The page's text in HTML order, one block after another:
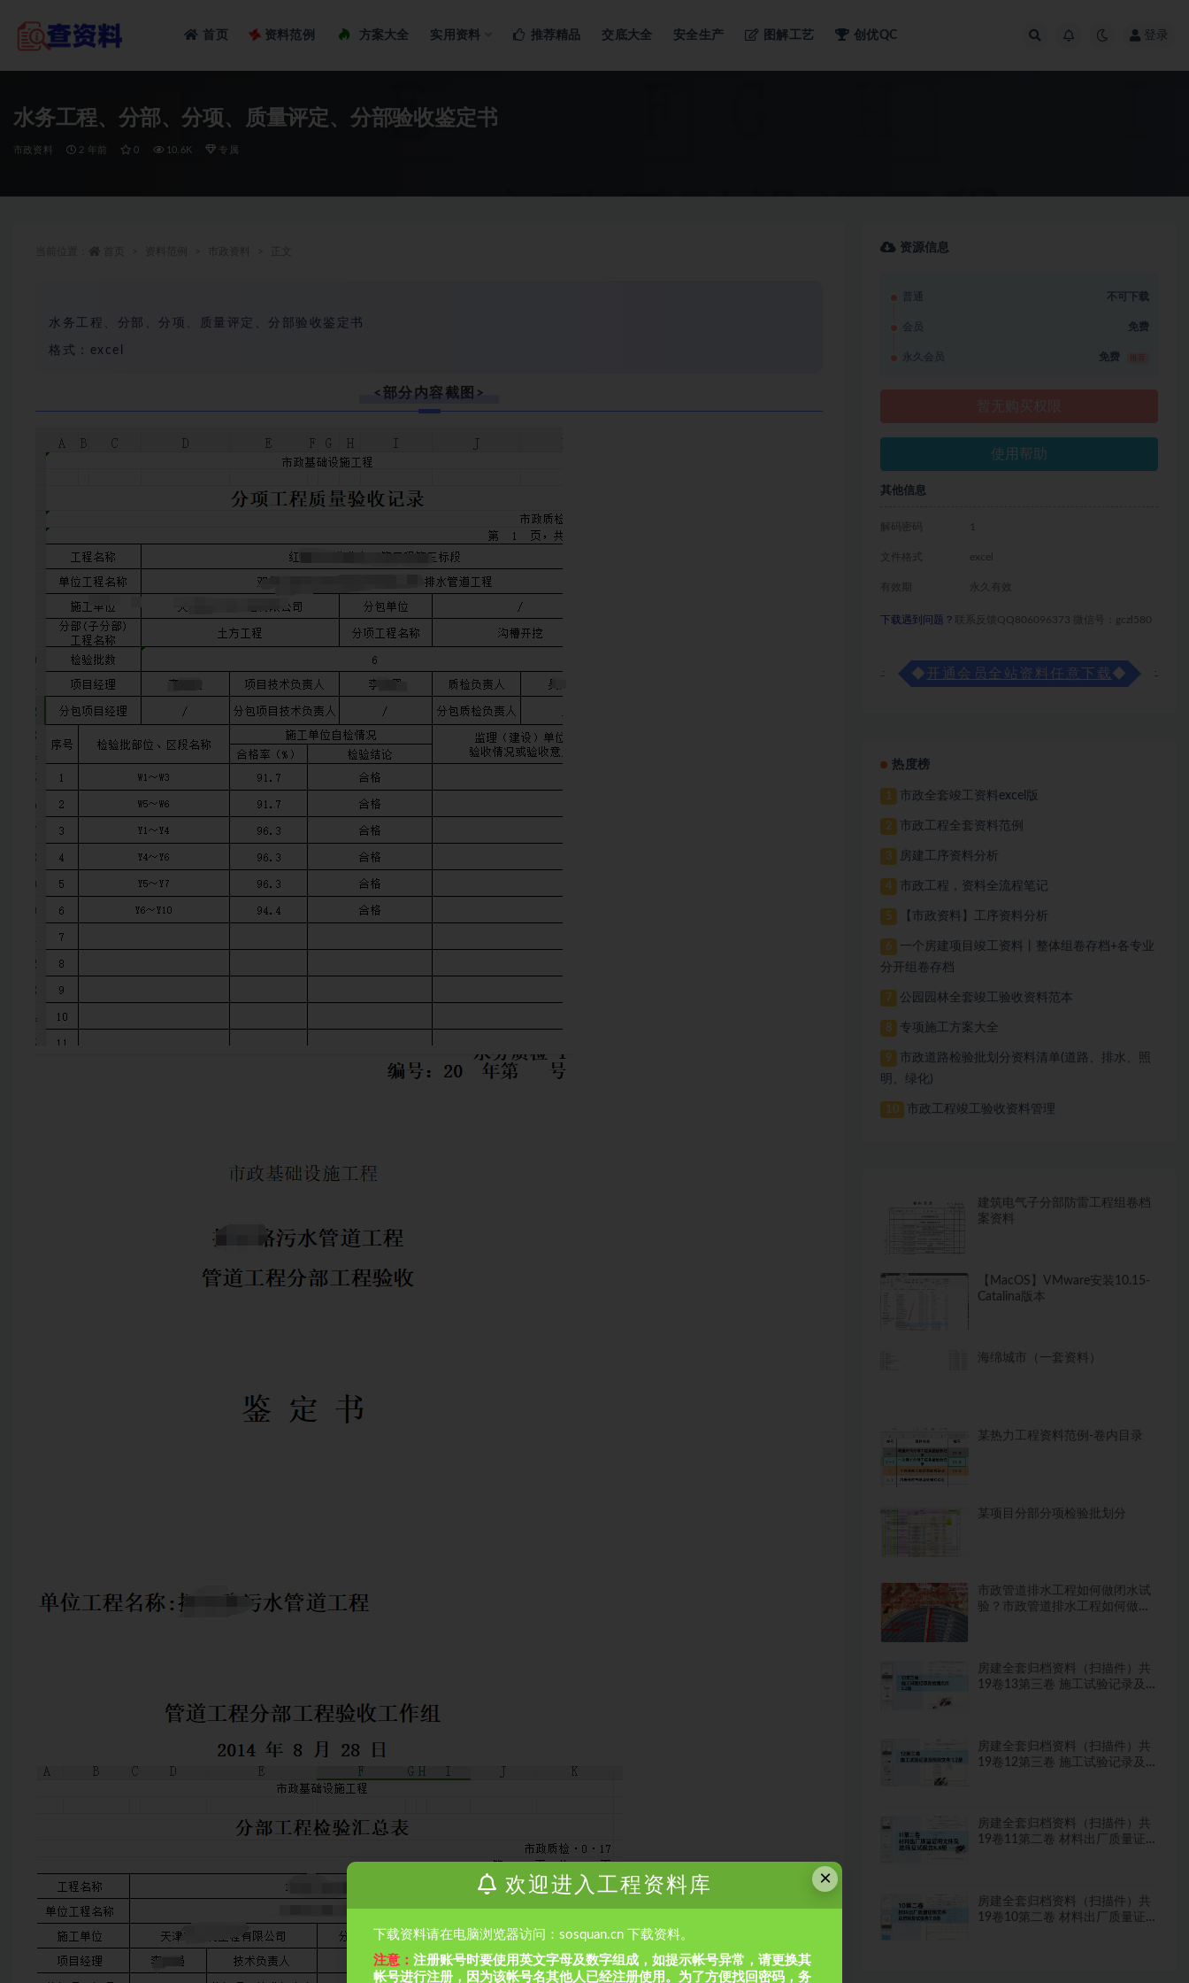
首页 资料范例 Loading…
方案大全 实用资料 推荐精品 交底大全 安全生产 图解工艺 创优QC 登录
水务工程、分部、分项、质量评定、分部验收鉴定书
市政资料 2 年前 0 10.6K 专属
水务工程、分部、分项、质量评定、分部验收鉴定书
格式：excel
<部分内容截图>
资源信息
普通 不可下载
会员 免费
永久会员 免费
使用帮助
其他信息
解码密码 1
文件格式 excel
有效期 永久有效
下载遇到问题？ 联系反馈QQ806096373 微信号：gczl580
◆ 开通会员全站资料任意下载◆
热度榜
1 市政全套竣工资料excel版
2 市政工程全套资料范例
3 房建工序资料分析
4 市政工程，资料全流程笔记
5 【市政资料】工序资料分析
6
一个房建项目竣工资料丨整体组卷存档+各专业
分开组卷存档
7 公园园林全套竣工验收资料范本
8 专项施工方案大全
9
市政道路检验批划分资料清单(道路、排水、照
明、绿化)
10 市政工程竣工验收资料管理
建筑电气子分部防雷工程组卷档
案资料
【MacOS】VMware安装10.15-
Catalina版本
海绵城市（一套资料）
某热力工程资料范例-卷内目录
某项目分部分项检验批划分
市政管道排水工程如何做闭水试
验？市政管道排水工程如何做闭
房建全套归档资料（扫描件）共
19卷13第三卷 施工试验记录及
房建全套归档资料（扫描件）共
19卷12第三卷 施工试验记录及
房建全套归档资料（扫描件）共
19卷11第二卷 材料出厂质量证
房建全套归档资料（扫描件）共
19卷10第二卷 材料出厂质量证
×
欢迎进入工程资料库
下载资料请在电脑浏览器访问：sosquan.cn 下载资料。
注意： 注册账号时要使用英文字母及数字组成，如提示帐号异常，请更换其
帐号进行注册，因为该帐号名其他人已经注册使用。为了方便找回密码，务